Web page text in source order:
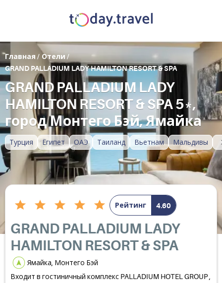
Турция Египет ОАЭ Таиланд Вьетнам Мальдивы
Главная / Отели/
GRAND PALLADIUM LADY HAMILTON RESORT & SPA
GRAND PALLADIUM LADY
HAMILTON RESORT & SPA 5*,
город Монтего Бэй, Ямайка
Рейтинг 4.60
GRAND PALLADIUM LADY
HAMILTON RESORT & SPA
Ямайка, Монтего Бэй
Входит в гостиничный комплекс PALLADIUM HOTEL GROUP ,